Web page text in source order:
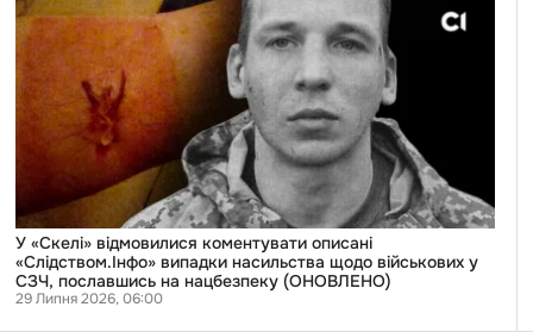
«Скелі»
відмовилися
коментувати
описані
«Слідством.Інфо»
випадки
насильства
щодо
військових
СЗЧ,
пославшись
нацбезпеку
(ОНОВЛЕНО)
У «Скелі» відмовилися коментувати описані
«Слідством.Інфо» випадки насильства щодо військових у
СЗЧ, пославшись на нацбезпеку (ОНОВЛЕНО)
29 Липня 2026, 06:00